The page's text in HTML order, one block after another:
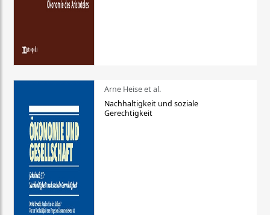
Arne Heise et al.
Nachhaltigkeit und soziale
Gerechtigkeit